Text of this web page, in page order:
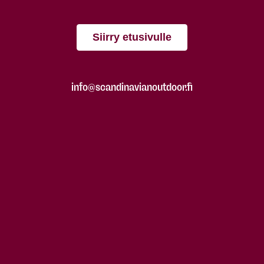
Siirry etusivulle
info@scandinavianoutdoor.fi